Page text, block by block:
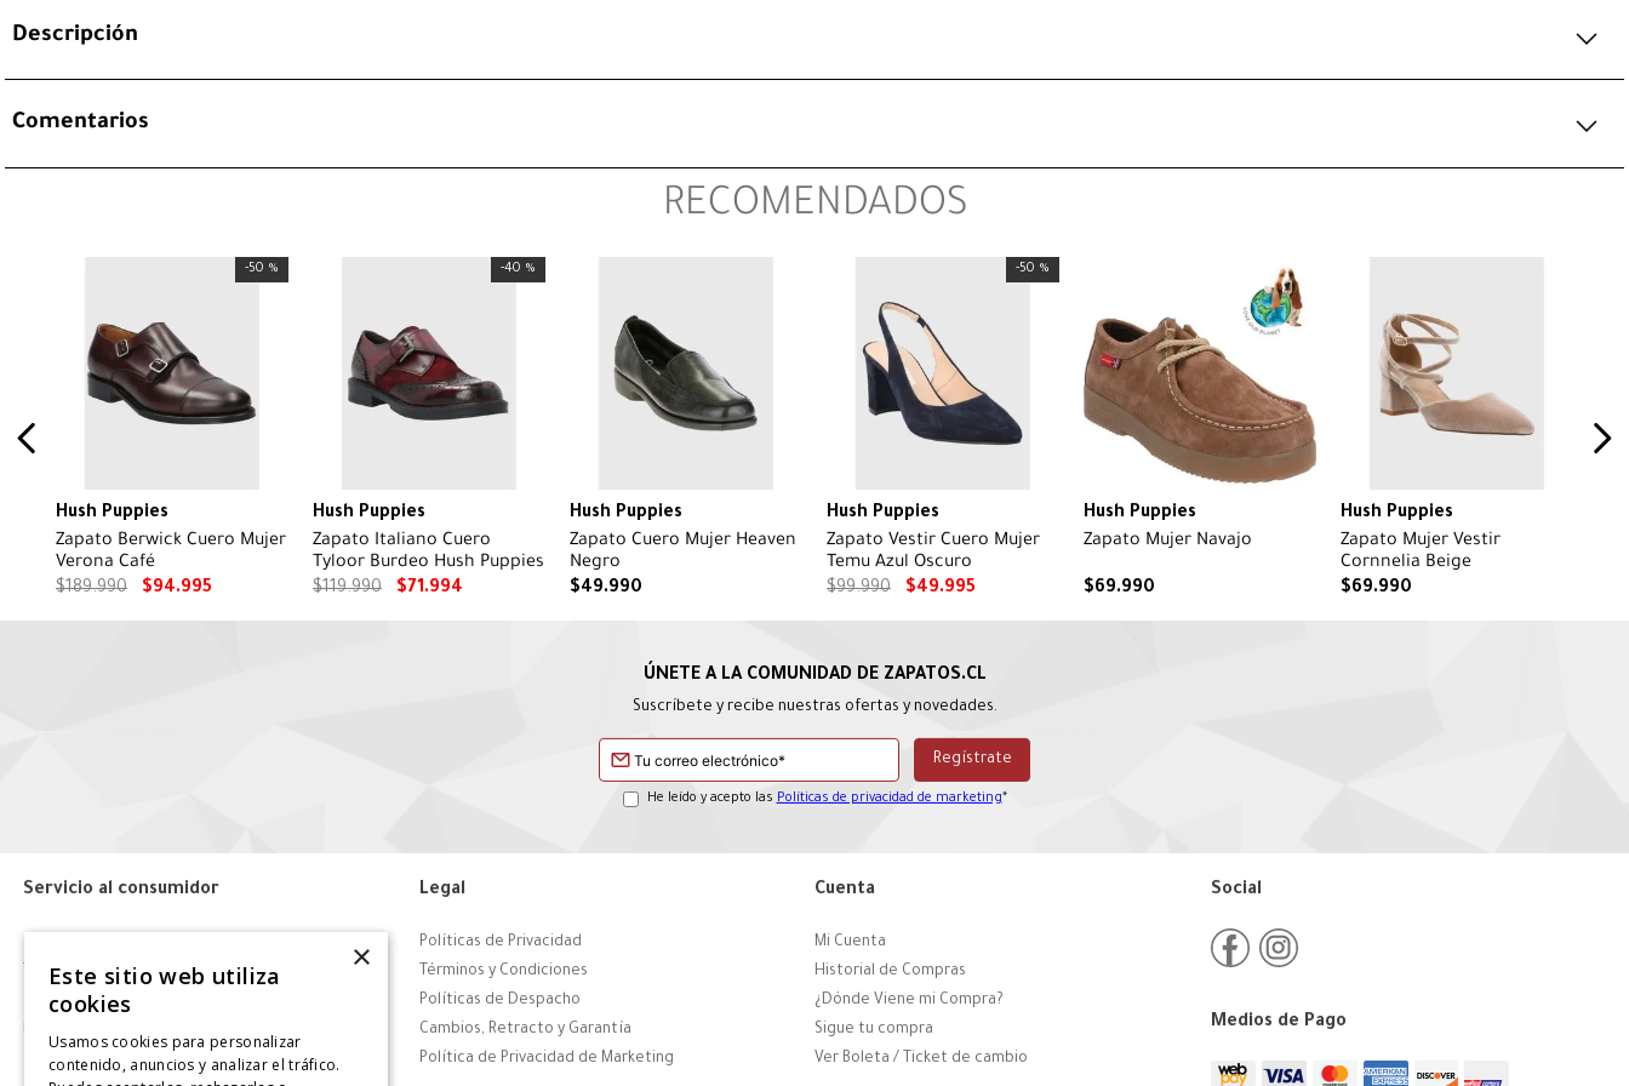
Descripción
Comentarios
RECOMENDADOS
-50 %
Hush Puppies
Zapato Berwick Cuero Mujer
Verona Café
$189.990 $94.995
-40 %
Hush Puppies
Zapato Italiano Cuero
Tyloor Burdeo Hush Puppies
$119.990 $71.994
Hush Puppies
Zapato Cuero Mujer Heaven
Negro
$49.990
-50 %
Hush Puppies
Zapato Vestir Cuero Mujer
Temu Azul Oscuro
$99.990 $49.995
Hush Puppies
Zapato Mujer Navajo
$69.990
Hush Puppies
Zapato Mujer Vestir
Cornnelia Beige
$69.990
Suscríbete y recibe nuestras ofertas y novedades.
He leído y acepto las Políticas de privacidad de marketing*
Servicio al consumidor
Tiendas
Contáctanos
Giftcard
Legal
Políticas de Privacidad
Términos y Condiciones
Políticas de Despacho
Cambios, Retracto y Garantía
Política de Privacidad de Marketing
Cuenta
Mi Cuenta
Historial de Compras
¿Dónde Viene mi Compra?
Sigue tu compra
Ver Boleta / Ticket de cambio
Social
Medios de Pago
×
Este sitio web utiliza
cookies
Usamos cookies para personalizar
contenido, anuncios y analizar el tráfico.